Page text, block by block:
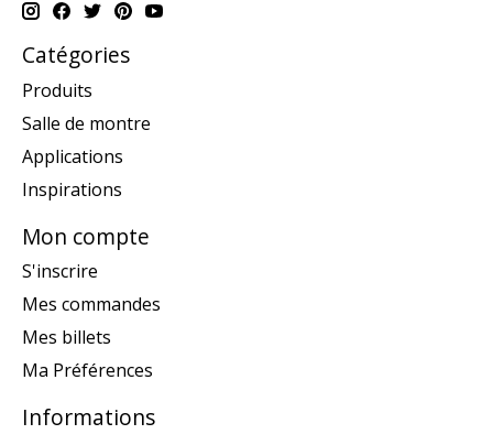
Catégories
Produits
Salle de montre
Applications
Inspirations
Mon compte
S'inscrire
Mes commandes
Mes billets
Ma Préférences
Informations